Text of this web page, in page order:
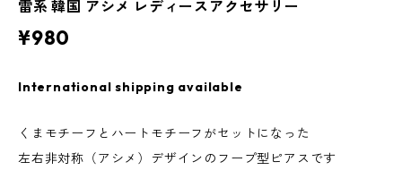
雷系 韓国 アシメ レディースアクセサリー
¥980
International shipping available
くまモチーフとハートモチーフがセットになった
左右非対称（アシメ）デザインのフープ型ピアスです